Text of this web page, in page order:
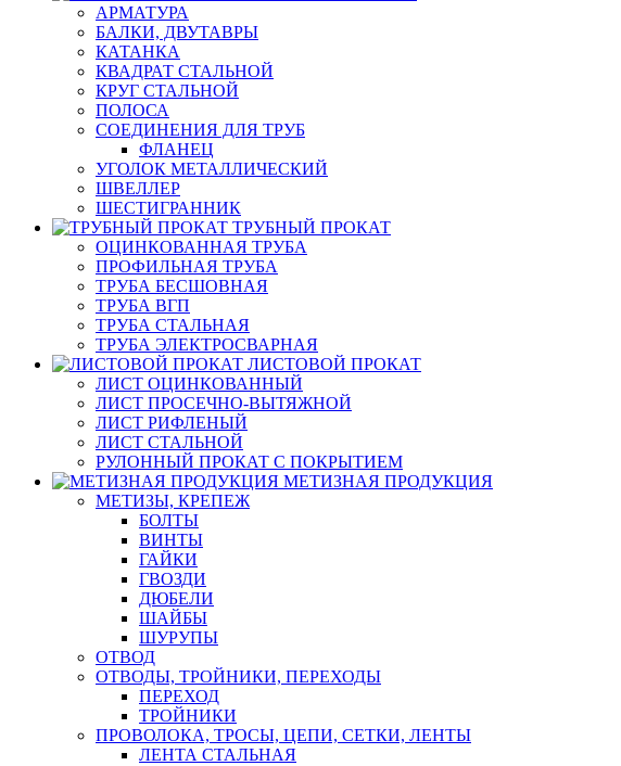
АРМАТУРА
БАЛКИ, ДВУТАВРЫ
КАТАНКА
КВАДРАТ СТАЛЬНОЙ
КРУГ СТАЛЬНОЙ
ПОЛОСА
СОЕДИНЕНИЯ ДЛЯ ТРУБ
ФЛАНЕЦ
УГОЛОК МЕТАЛЛИЧЕСКИЙ
ШВЕЛЛЕР
ШЕСТИГРАННИК
ТРУБНЫЙ ПРОКАТ
ОЦИНКОВАННАЯ ТРУБА
ПРОФИЛЬНАЯ ТРУБА
ТРУБА БЕСШОВНАЯ
ТРУБА ВГП
ТРУБА СТАЛЬНАЯ
ТРУБА ЭЛЕКТРОСВАРНАЯ
ЛИСТОВОЙ ПРОКАТ
ЛИСТ ОЦИНКОВАННЫЙ
ЛИСТ ПРОСЕЧНО-ВЫТЯЖНОЙ
ЛИСТ РИФЛЕНЫЙ
ЛИСТ СТАЛЬНОЙ
РУЛОННЫЙ ПРОКАТ С ПОКРЫТИЕМ
МЕТИЗНАЯ ПРОДУКЦИЯ
МЕТИЗЫ, КРЕПЕЖ
БОЛТЫ
ВИНТЫ
ГАЙКИ
ГВОЗДИ
ДЮБЕЛИ
ШАЙБЫ
ШУРУПЫ
ОТВОД
ОТВОДЫ, ТРОЙНИКИ, ПЕРЕХОДЫ
ПЕРЕХОД
ТРОЙНИКИ
ПРОВОЛОКА, ТРОСЫ, ЦЕПИ, СЕТКИ, ЛЕНТЫ
ЛЕНТА СТАЛЬНАЯ